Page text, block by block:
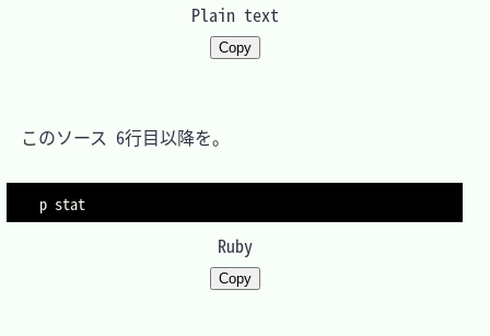
Plain text
Copy
このソース 6行目以降を。
Ruby
Copy